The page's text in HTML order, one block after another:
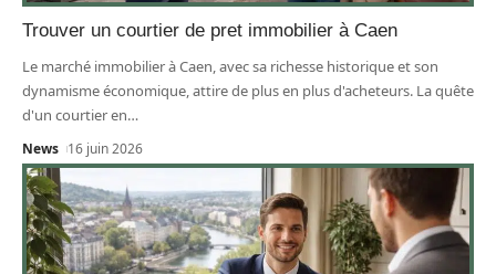
Trouver un courtier de pret immobilier à Caen
Le marché immobilier à Caen, avec sa richesse historique et son
dynamisme économique, attire de plus en plus d'acheteurs. La quête
d'un courtier en…
News 16 juin 2026